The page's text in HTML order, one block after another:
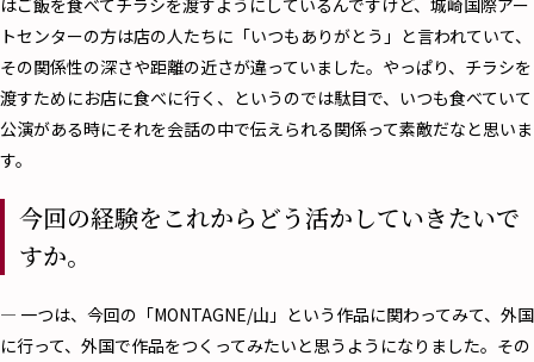
はご飯を食べてチラシを渡すようにしているんですけど、城崎国際アー
トセンターの方は店の人たちに「いつもありがとう」と言われていて、
その関係性の深さや距離の近さが違っていました。やっぱり、チラシを
渡すためにお店に食べに行く、というのでは駄目で、いつも食べていて
公演がある時にそれを会話の中で伝えられる関係って素敵だなと思いま
す。
今回の経験をこれからどう活かしていきたいで
すか。
― 一つは、今回の「MONTAGNE/山」という作品に関わってみて、外国
に行って、外国で作品をつくってみたいと思うようになりました。その